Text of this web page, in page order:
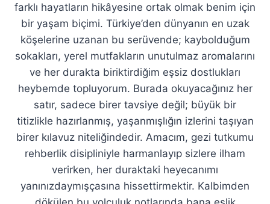
farklı hayatların hikâyesine ortak olmak benim için
bir yaşam biçimi. Türkiye’den dünyanın en uzak
köşelerine uzanan bu serüvende; kaybolduğum
sokakları, yerel mutfakların unutulmaz aromalarını
ve her durakta biriktirdiğim eşsiz dostlukları
heybemde topluyorum. Burada okuyacağınız her
satır, sadece birer tavsiye değil; büyük bir
titizlikle hazırlanmış, yaşanmışlığın izlerini taşıyan
birer kılavuz niteliğindedir. Amacım, gezi tutkumu
rehberlik disipliniyle harmanlayıp sizlere ilham
verirken, her duraktaki heyecanımı
yanınızdaymışçasına hissettirmektir. Kalbimden